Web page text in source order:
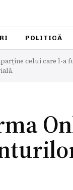
POLITICĂ
celui care l-a